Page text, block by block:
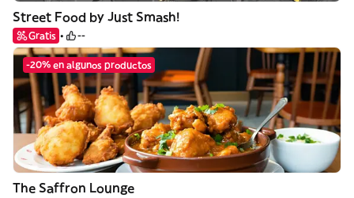
Street Food by Just Smash!
Gratis --
-20% en algunos productos
The Saffron Lounge